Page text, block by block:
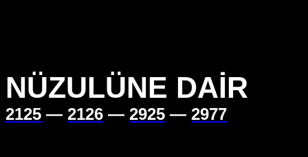
NÜZULÜNE DAİR
2125 — 2126 — 2925 — 2977